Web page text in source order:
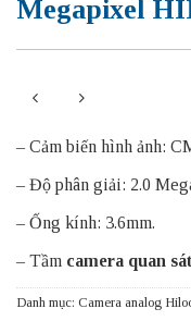
Megapixel
– Cảm biến hình ảnh:
– Độ phân giải: 2.0
– Ống kính: 3.6mm.
– Tầm camera quan sát
Danh mục: Camera analog